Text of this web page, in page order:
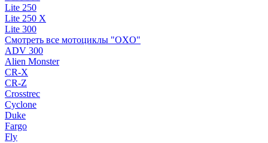
Lite 250
Lite 250 X
Lite 300
Смотреть все мотоциклы "OXO"
ADV 300
Alien Monster
CR-X
CR-Z
Crosstrec
Cyclone
Duke
Fargo
Fly